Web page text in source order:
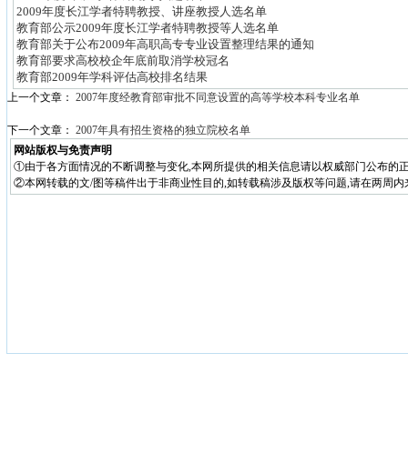
2009年度长江学者特聘教授、讲座教授人选名单
教育部公示2009年度长江学者特聘教授等人选名单
教育部关于公布2009年高职高专专业设置整理结果的通知
教育部要求高校校企年底前取消学校冠名
教育部2009年学科评估高校排名结果
上一个文章： 2007年度经教育部审批不同意设置的高等学校本科专业名单
下一个文章： 2007年具有招生资格的独立院校名单
网站版权与免责声明
①由于各方面情况的不断调整与变化,本网所提供的相关信息请以权威部门公布的
②本网转载的文/图等稿件出于非商业性目的,如转载稿涉及版权等问题,请在两周内